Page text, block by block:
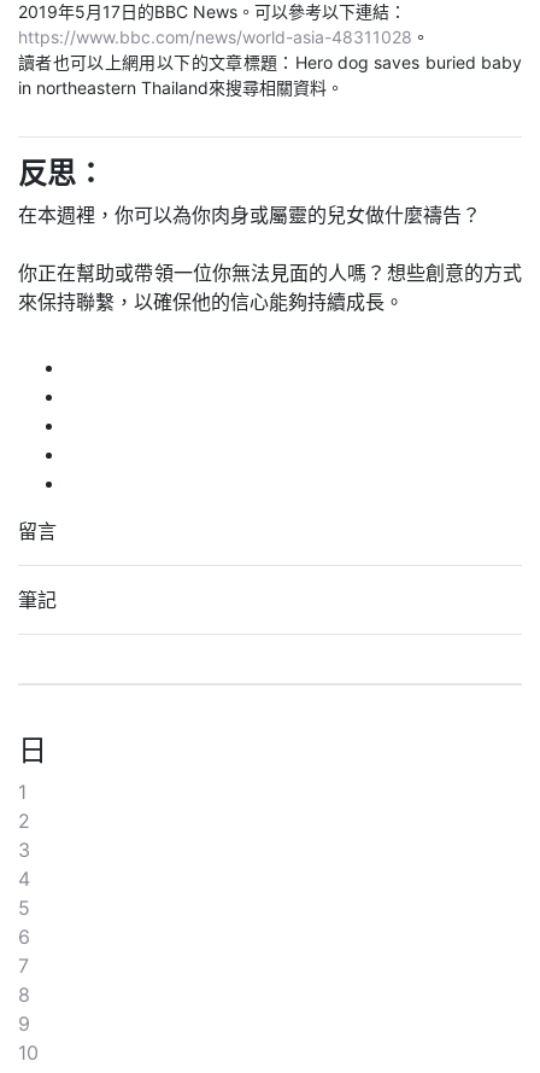
2019年5月17日的BBC News。可以參考以下連結：
https://www.bbc.com/news/world-asia-48311028 。
讀者也可以上網用以下的文章標題：Hero dog saves buried baby
in northeastern Thailand來搜尋相關資料。
反思：
在本週裡，你可以為你肉身或屬靈的兒女做什麼禱告？
你正在幫助或帶領一位你無法見面的人嗎？想些創意的方式
來保持聯繫，以確保他的信心能夠持續成長。
留言
筆記
日
1
2
3
4
5
6
7
8
9
10